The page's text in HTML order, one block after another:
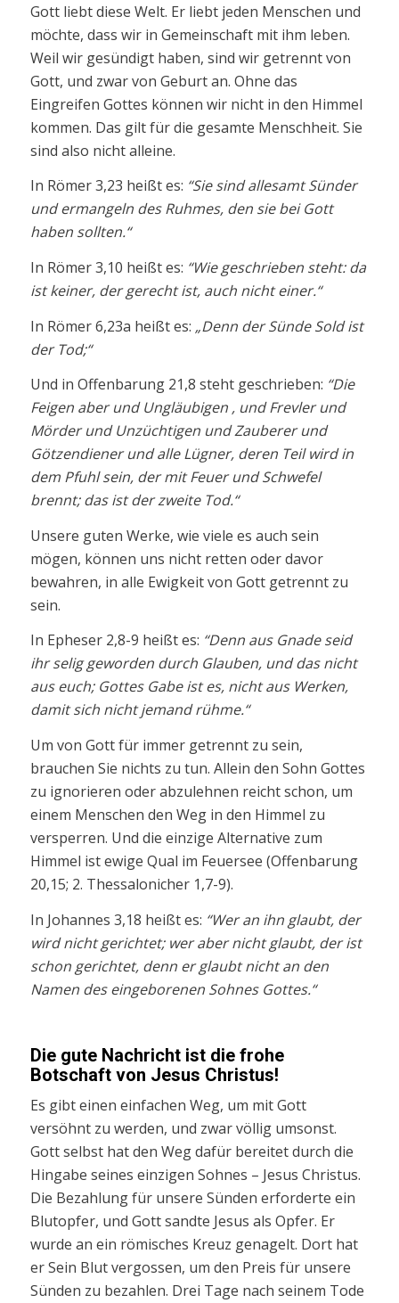
Gott liebt diese Welt. Er liebt jeden Menschen und
möchte, dass wir in Gemeinschaft mit ihm leben.
Weil wir gesündigt haben, sind wir getrennt von
Gott, und zwar von Geburt an. Ohne das
Eingreifen Gottes können wir nicht in den Himmel
kommen. Das gilt für die gesamte Menschheit. Sie
sind also nicht alleine.
In Römer 3,23 heißt es: “Sie sind allesamt Sünder
und ermangeln des Ruhmes, den sie bei Gott
haben sollten.“
In Römer 3,10 heißt es: “Wie geschrieben steht: da
ist keiner, der gerecht ist, auch nicht einer.“
In Römer 6,23a heißt es: „Denn der Sünde Sold ist
der Tod;“
Und in Offenbarung 21,8 steht geschrieben: “Die
Feigen aber und Ungläubigen , und Frevler und
Mörder und Unzüchtigen und Zauberer und
Götzendiener und alle Lügner, deren Teil wird in
dem Pfuhl sein, der mit Feuer und Schwefel
brennt; das ist der zweite Tod.“
Unsere guten Werke, wie viele es auch sein
mögen, können uns nicht retten oder davor
bewahren, in alle Ewigkeit von Gott getrennt zu
sein.
In Epheser 2,8-9 heißt es: “Denn aus Gnade seid
ihr selig geworden durch Glauben, und das nicht
aus euch; Gottes Gabe ist es, nicht aus Werken,
damit sich nicht jemand rühme.“
Um von Gott für immer getrennt zu sein,
brauchen Sie nichts zu tun. Allein den Sohn Gottes
zu ignorieren oder abzulehnen reicht schon, um
einem Menschen den Weg in den Himmel zu
versperren. Und die einzige Alternative zum
Himmel ist ewige Qual im Feuersee (Offenbarung
20,15; 2. Thessalonicher 1,7-9).
In Johannes 3,18 heißt es: “Wer an ihn glaubt, der
wird nicht gerichtet; wer aber nicht glaubt, der ist
schon gerichtet, denn er glaubt nicht an den
Namen des eingeborenen Sohnes Gottes.“
Die gute Nachricht ist die frohe
Botschaft von Jesus Christus!
Es gibt einen einfachen Weg, um mit Gott
versöhnt zu werden, und zwar völlig umsonst.
Gott selbst hat den Weg dafür bereitet durch die
Hingabe seines einzigen Sohnes – Jesus Christus.
Die Bezahlung für unsere Sünden erforderte ein
Blutopfer, und Gott sandte Jesus als Opfer. Er
wurde an ein römisches Kreuz genagelt. Dort hat
er Sein Blut vergossen, um den Preis für unsere
Sünden zu bezahlen. Drei Tage nach seinem Tode